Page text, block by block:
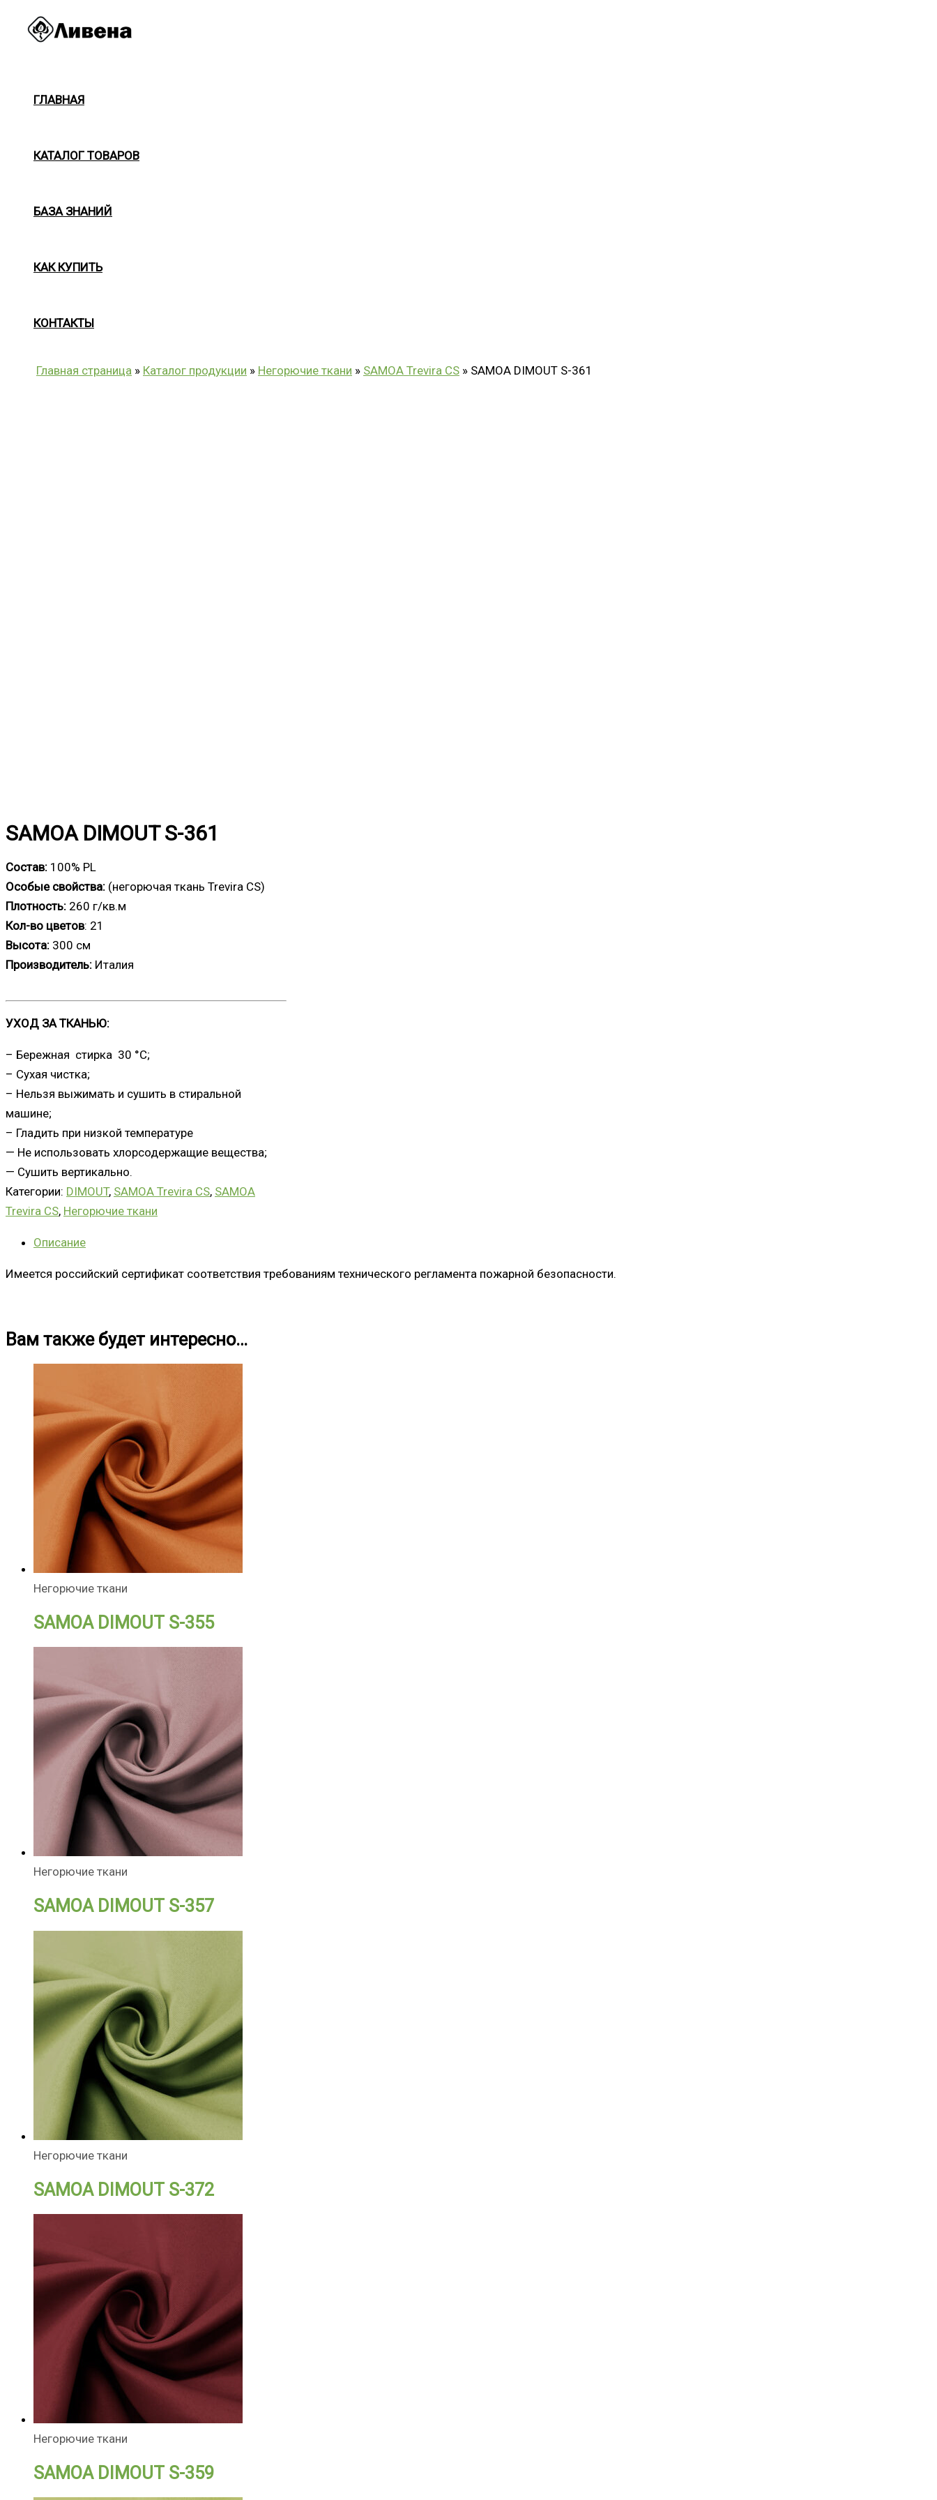
Перейти
ГЛАВНАЯ
КАТАЛОГ ТОВАРОВ
БАЗА ЗНАНИЙ
КАК КУПИТЬ
КОНТАКТЫ
Главная страница » Каталог продукции » Негорючие ткани » SAMOA Trevira CS » SAMOA DIMOUT S-361
SAMOA DIMOUT S-361
Состав: 100% PL
Особые свойства: (негорючая ткань Trevira CS)
Плотность: 260 г/кв.м
Кол-во цветов: 21
Высота: 300 см
Производитель: Италия
УХОД ЗА ТКАНЬЮ:
– Бережная стирка 30 °С;
– Сухая чистка;
– Нельзя выжимать и сушить в стиральной
машине;
– Гладить при низкой температуре
— Не использовать хлорсодержащие вещества;
— Сушить вертикально.
Категории: DIMOUT, SAMOA Trevira CS, SAMOA
Trevira CS, Негорючие ткани
Описание
Имеется российский сертификат соответствия требованиям технического регламента пожарной безопасности.
Вам также будет интересно…
Негорючие ткани
SAMOA DIMOUT S-355
Негорючие ткани
SAMOA DIMOUT S-357
Негорючие ткани
SAMOA DIMOUT S-372
Негорючие ткани
SAMOA DIMOUT S-359